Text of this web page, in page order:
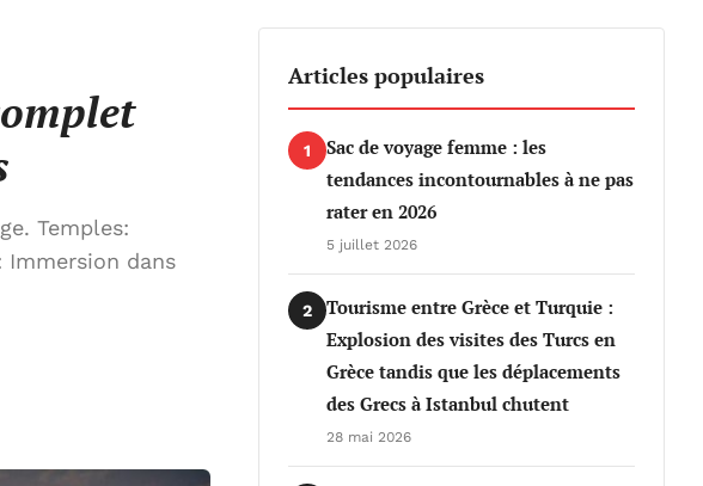
Temples:
Immersion dans
Articles populaires
1
Sac de voyage femme : les
tendances incontournables à ne pas
rater en 2026
5 juillet 2026
2
Tourisme entre Grèce et Turquie :
Explosion des visites des Turcs en
Grèce tandis que les déplacements
des Grecs à Istanbul chutent
28 mai 2026